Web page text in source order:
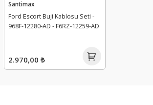
Santimax
Ford Escort Buji Kablosu Seti -
968F-12280-AD - F6RZ-12259-AD
2.970,00 ₺